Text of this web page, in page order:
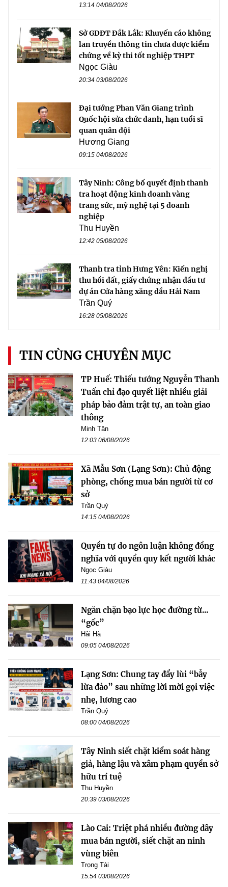
13:14 04/08/2026
Sở GDĐT Đắk Lắk: Khuyến cáo không
lan truyền thông tin chưa được kiểm
chứng về kỳ thi tốt nghiệp THPT
Ngọc Giàu
20:34 03/08/2026
Đại tướng Phan Văn Giang trình
Quốc hội sửa chức danh, hạn tuổi sĩ
quan quân đội
Hương Giang
09:15 04/08/2026
Tây Ninh: Công bố quyết định thanh
tra hoạt động kinh doanh vàng
trang sức, mỹ nghệ tại 5 doanh
nghiệp
Thu Huyền
12:42 05/08/2026
Thanh tra tỉnh Hưng Yên: Kiến nghị
thu hồi đất, giấy chứng nhận đầu tư
dự án Cửa hàng xăng dầu Hải Nam
Trần Quý
16:28 05/08/2026
TIN CÙNG CHUYÊN MỤC
TP Huế: Thiếu tướng Nguyễn Thanh
Tuấn chỉ đạo quyết liệt nhiều giải
pháp bảo đảm trật tự, an toàn giao
thông
Minh Tân
12:03 06/08/2026
Xã Mẫu Sơn (Lạng Sơn): Chủ động
phòng, chống mua bán người từ cơ
sở
Trần Quý
14:15 04/08/2026
Quyền tự do ngôn luận không đồng
nghĩa với quyền quy kết người khác
Ngọc Giàu
11:43 04/08/2026
Ngăn chặn bạo lực học đường từ...
“gốc”
Hải Hà
09:05 04/08/2026
Lạng Sơn: Chung tay đẩy lùi “bẫy
lừa đảo” sau những lời mời gọi việc
nhẹ, lương cao
Trần Quý
08:00 04/08/2026
Tây Ninh siết chặt kiểm soát hàng
giả, hàng lậu và xâm phạm quyền sở
hữu trí tuệ
Thu Huyền
20:39 03/08/2026
Lào Cai: Triệt phá nhiều đường dây
mua bán người, siết chặt an ninh
vùng biên
Trọng Tài
15:54 03/08/2026